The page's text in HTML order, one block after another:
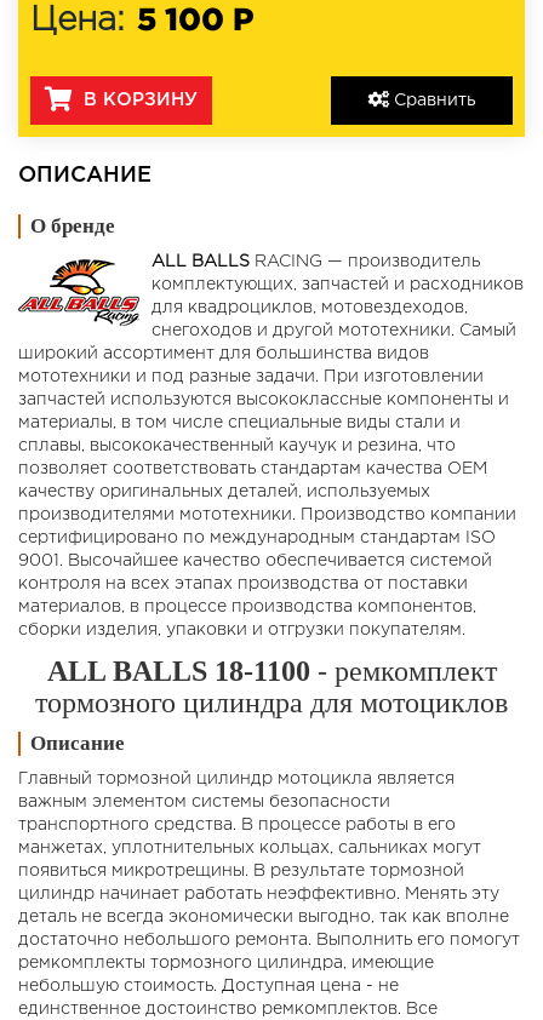
Сравнить
Цена: 5 100 Р
В КОРЗИНУ
ОПИСАНИЕ
О бренде
ALL BALLS RACING — производитель
комплектующих, запчастей и расходников
для квадроциклов, мотовездеходов,
снегоходов и другой мототехники. Самый
широкий ассортимент для большинства видов
мототехники и под разные задачи. При изготовлении
запчастей используются высококлассные компоненты и
материалы, в том числе специальные виды стали и
сплавы, высококачественный каучук и резина, что
позволяет соответствовать стандартам качества OEM
качеству оригинальных деталей, используемых
производителями мототехники. Производство компании
сертифицировано по международным стандартам ISO
9001. Высочайшее качество обеспечивается системой
контроля на всех этапах производства от поставки
материалов, в процессе производства компонентов,
сборки изделия, упаковки и отгрузки покупателям.
ALL BALLS 18-1100 - ремкомплект
тормозного цилиндра для мотоциклов
Описание
Главный тормозной цилиндр мотоцикла является
важным элементом системы безопасности
транспортного средства. В процессе работы в его
манжетах, уплотнительных кольцах, сальниках могут
появиться микротрещины. В результате тормозной
цилиндр начинает работать неэффективно. Менять эту
деталь не всегда экономически выгодно, так как вполне
достаточно небольшого ремонта. Выполнить его помогут
ремкомплекты тормозного цилиндра, имеющие
небольшую стоимость. Доступная цена - не
единственное достоинство ремкомплектов. Все